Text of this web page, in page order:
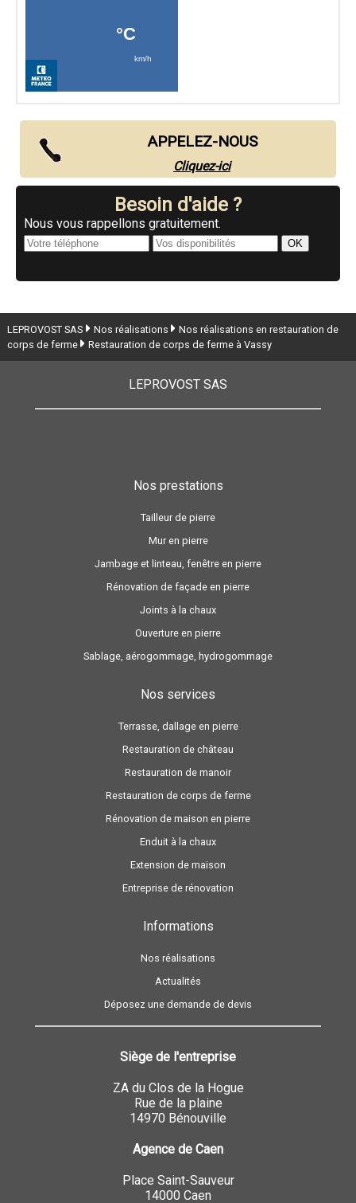
APPELEZ-NOUS
Cliquez-ici
Besoin d'aide ?
Nous vous rappellons gratuitement.
LEPROVOST SAS Nos réalisations
Nos réalisations en restauration de
corps de ferme
Restauration de corps de ferme à Vassy
LEPROVOST SAS
Nos prestations
Tailleur de pierre
Mur en pierre
Jambage et linteau, fenêtre en pierre
Rénovation de façade en pierre
Joints à la chaux
Ouverture en pierre
Sablage, aérogommage, hydrogommage
Nos services
Terrasse, dallage en pierre
Restauration de château
Restauration de manoir
Restauration de corps de ferme
Rénovation de maison en pierre
Enduit à la chaux
Extension de maison
Entreprise de rénovation
Informations
Nos réalisations
Actualités
Déposez une demande de devis
Siège de l'entreprise
ZA du Clos de la Hogue
Rue de la plaine
14970 Bénouville
Agence de Caen
Place Saint-Sauveur
14000 Caen